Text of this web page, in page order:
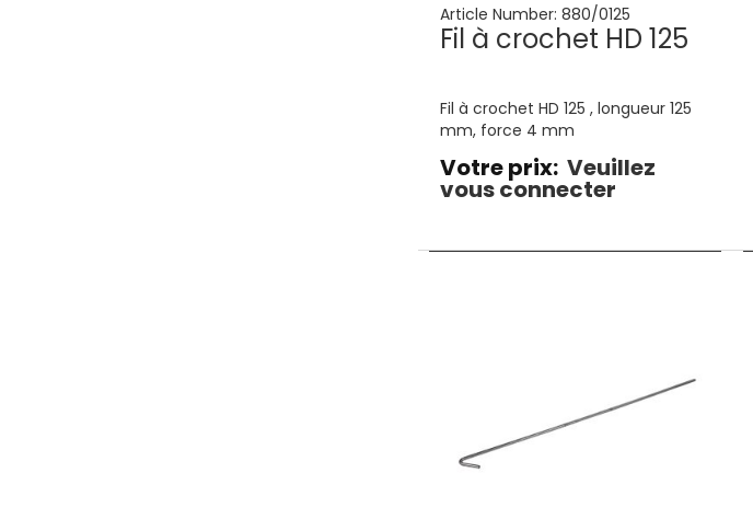
Article Number: 880/0125
Fil à crochet HD 125
Fil à crochet HD 125 , longueur 125
mm, force 4 mm
Votre prix: Veuillez
vous connecter